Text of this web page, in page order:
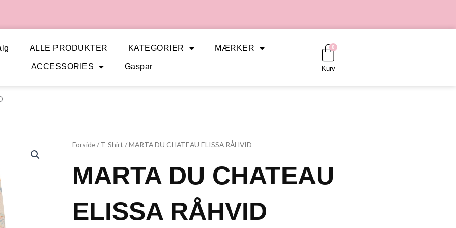
ALLE PRODUKTER KATEGORIER MÆRKER
ACCESSORIES Gaspar
0
Kurv
Kurv
Forside/ T-Shirt / MARTA DU CHATEAU ELISSA RÅHVID
MARTA DU CHATEAU
ELISSA RÅHVID